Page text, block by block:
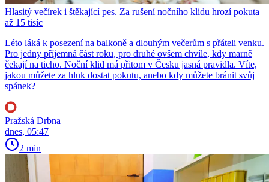
Hlasitý večírek i štěkající pes. Za rušení nočního klidu hrozí pokuta
až 15 tisíc
Léto láká k posezení na balkoně a dlouhým večerům s přáteli venku.
Pro jedny příjemná část roku, pro druhé ovšem chvíle, kdy marně
čekají na ticho. Noční klid má přitom v Česku jasná pravidla. Víte,
jakou můžete za hluk dostat pokutu, anebo kdy můžete bránit svůj
spánek?
Pražská Drbna
dnes, 05:47
2 min